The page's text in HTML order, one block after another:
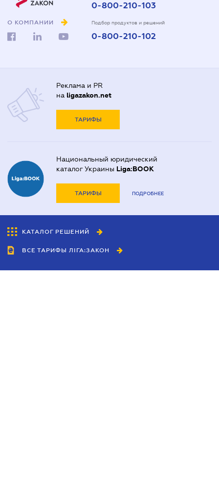
О КОМПАНИИ
0-800-210-103
Подбор продуктов и решений
0-800-210-102
Реклама и PR
на ligazakon.net
ТАРИФЫ
Национальный юридический
каталог Украины Liga:BOOK
ТАРИФЫ ПОДРОБНЕЕ
КАТАЛОГ РЕШЕНИЙ
ВСЕ ТАРИФЫ ЛІГА:ЗАКОН